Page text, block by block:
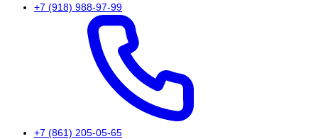
+7 (918) 988-97-99
+7 (861) 205-05-65